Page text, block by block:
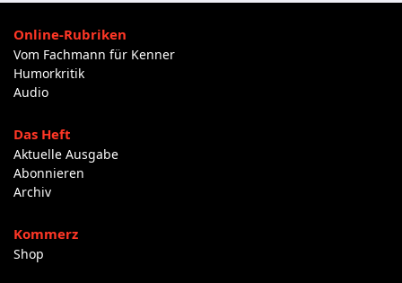
Online-Rubriken
Vom Fachmann für Kenner
Humorkritik
Audio
Das Heft
Aktuelle Ausgabe
Abonnieren
Archiv
Kommerz
Shop